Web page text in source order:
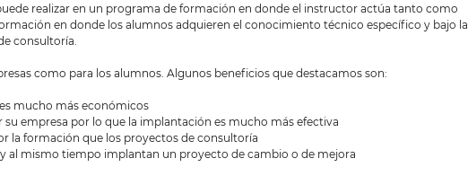
realizar en un programa de formación en donde el instructor actúa tanto como
en donde los alumnos adquieren el conocimiento técnico específico y bajo la
consultoría.
como para los alumnos. Algunos beneficios que destacamos son:
mucho más económicos
empresa por lo que la implantación es mucho más efectiva
la formación que los proyectos de consultoría
al mismo tiempo implantan un proyecto de cambio o de mejora